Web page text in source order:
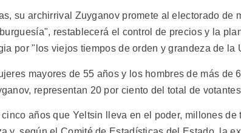
su archirrival Zuyganov promete al electorado de
restablecerá el control de precios y la
por "los viejos tiempos de orden y grandeza de la
mayores de 55 años y los hombres de más de
representan 20 por ciento del total de
cinco años que Yeltsin lleva en el poder, millones